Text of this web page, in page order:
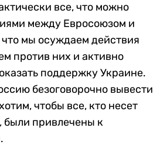
все, что можно
между Евросоюзом и
мы осуждаем действия
против них и активно
поддержку Украине.
безоговорочно вывести
чтобы все, кто несет
были привлечены к